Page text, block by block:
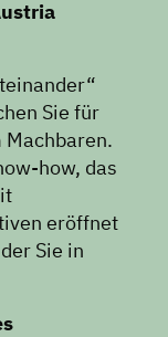
Sie für
Machbaren.
how, das
eröffnet
Sie in